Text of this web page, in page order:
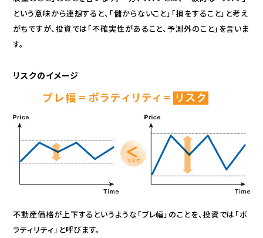
という意味から連想すると、｢儲からないこと｣「損をすること」と考え
がちですが、投資では「不確実性があること、予測外のこと｣を言いま
す。
リスクのイメージ
不動産価格が上下するというような「ブレ幅」のことを、投資では「ボ
ラティリティ」と呼びます。